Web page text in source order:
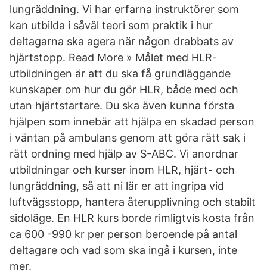
lungräddning. Vi har erfarna instruktörer som
kan utbilda i såväl teori som praktik i hur
deltagarna ska agera när någon drabbats av
hjärtstopp. Read More » Målet med HLR-
utbildningen är att du ska få grundläggande
kunskaper om hur du gör HLR, både med och
utan hjärtstartare. Du ska även kunna första
hjälpen som innebär att hjälpa en skadad person
i väntan på ambulans genom att göra rätt sak i
rätt ordning med hjälp av S-ABC. Vi anordnar
utbildningar och kurser inom HLR, hjärt- och
lungräddning, så att ni lär er att ingripa vid
luftvägsstopp, hantera återupplivning och stabilt
sidoläge. En HLR kurs borde rimligtvis kosta från
ca 600 -990 kr per person beroende på antal
deltagare och vad som ska ingå i kursen, inte
mer.